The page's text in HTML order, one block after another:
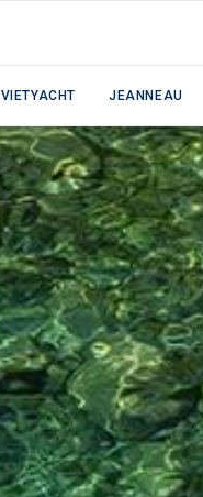
VIETYACHT JEANNEAU